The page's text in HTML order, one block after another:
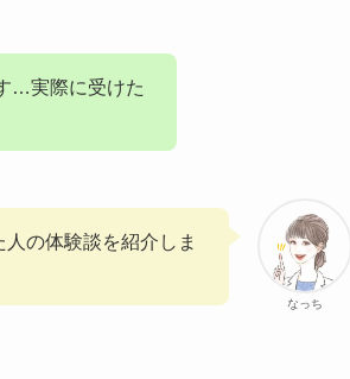
…実際に受けた
なっち
の体験談を紹介しま